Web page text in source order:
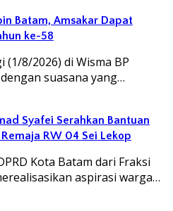
Batam, Amsakar Dapat
ke-58
(1/8/2026) di Wisma BP
suasana yang…
Syafei Serahkan Bantuan
RW 04 Sei Lekop
Kota Batam dari Fraksi
aspirasi warga…